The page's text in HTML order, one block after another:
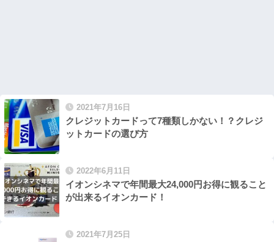
2021年7月16日
クレジットカードって7種類しかない！？クレジ
ットカードの選び方
2022年6月11日
イオンシネマで年間最大24,000円お得に観ること
が出来るイオンカード！
2021年7月25日